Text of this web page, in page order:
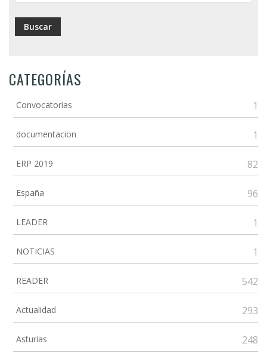
CATEGORÍAS
Convocatorias 1
documentacion 1
ERP 2019 82
España 96
LEADER 1
NOTICIAS 1
READER 542
Actualidad 293
Asturias 248